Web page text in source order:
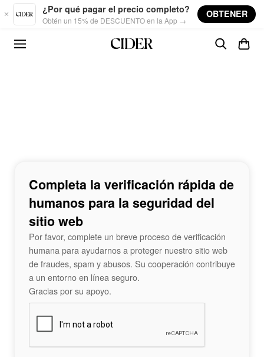
Skip to main content
¿Por qué pagar el precio completo?
Obtén un 15% de DESCUENTO en la App →
OBTENER
Completa la verificación rápida de
humanos para la seguridad del
sitio web
Por favor, complete un breve proceso de verificación
humana para ayudarnos a proteger nuestro sitio web
de fraudes, spam y abusos. Su cooperación contribuye
a un entorno en línea seguro.
Gracias por su apoyo.